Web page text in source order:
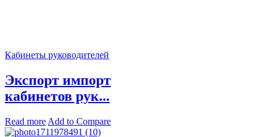
Кабинеты руководителей
Экспорт импорт
кабинетов рук...
Read more Add to Compare